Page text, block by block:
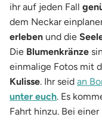
ihr auf jeden Fall
dem Neckar
erleben und die
Die Blumenkränze
einmalige Fotos mit
Kulisse. Ihr seid an
unter euch. Es
Fahrt hinzu. Bei